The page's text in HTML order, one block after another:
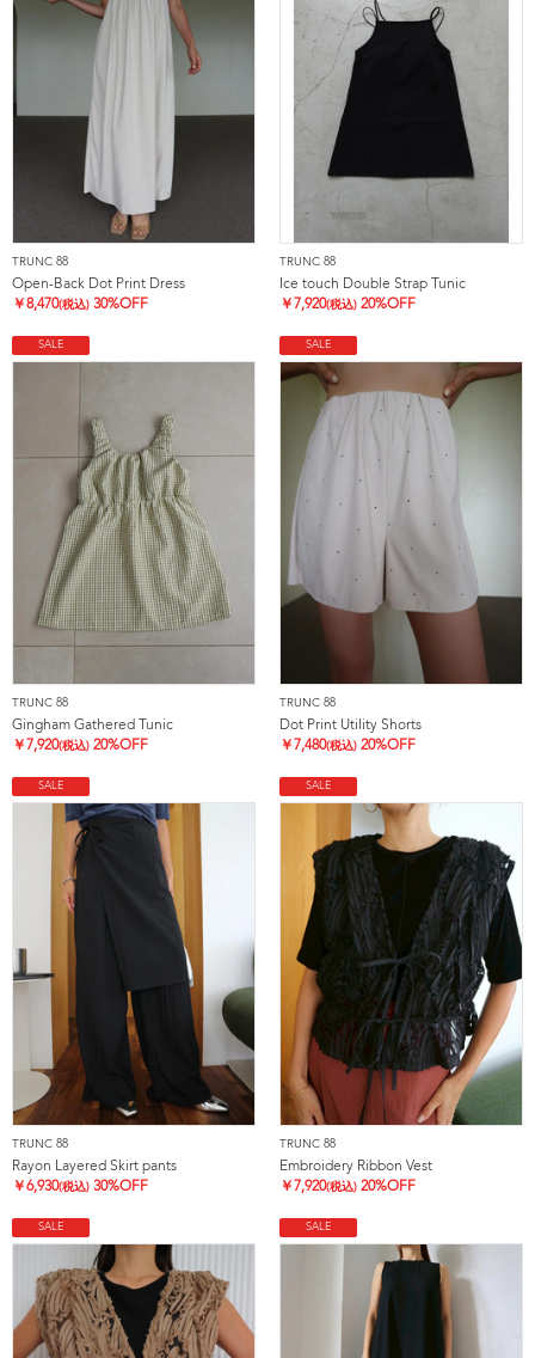
TRUNC 88
Open-Back Dot Print Dress
￥8,470(税込) 30%OFF
TRUNC 88
Ice touch Double Strap Tunic
￥ 7,920(税込) 20%OFF
SALE
TRUNC 88
Gingham Gathered Tunic
￥ 7,920(税込) 20%OFF
SALE
TRUNC 88
Dot Print Utility Shorts
￥ 7,480(税込) 20%OFF
SALE
TRUNC 88
Rayon Layered Skirt pants
￥6,930(税込) 30%OFF
SALE
TRUNC 88
Embroidery Ribbon Vest
￥ 7,920(税込) 20%OFF
SALE SALE